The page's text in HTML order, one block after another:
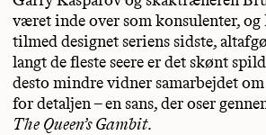
været inde over som konsulenter, og
tilmed designet seriens sidste,
langt de fleste seere er det skønt
desto mindre vidner samarbejdet om
for detaljen – en sans, der oser
The Queen’s Gambit.